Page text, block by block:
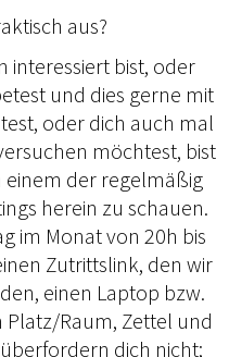
aus?
interessiert bist, oder
und dies gerne mit
oder dich auch mal
möchtest, bist
einem der regelmäßig
herein zu schauen.
im Monat von 20h bis
Zutrittslink, den wir
einen Laptop bzw.
Platz/Raum, Zettel und
dich nicht;